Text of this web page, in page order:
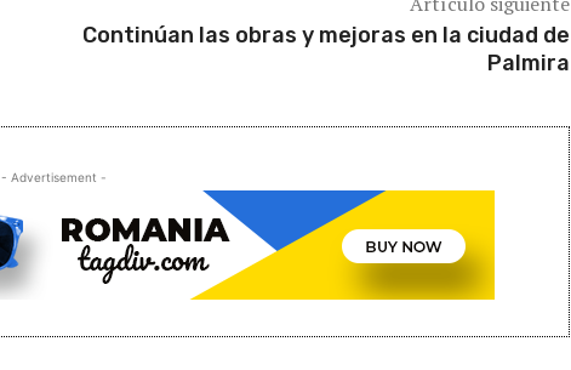
Continúan las obras y mejoras en la ciudad de
Palmira
- Advertisement -